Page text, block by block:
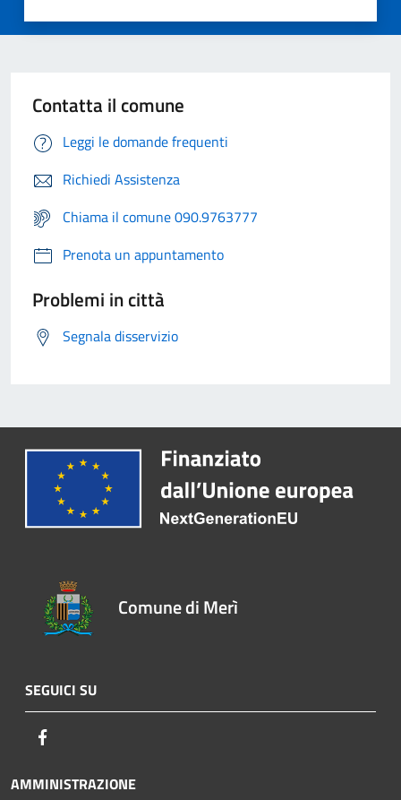
Contatta il comune
Leggi le domande frequenti
Richiedi Assistenza
Chiama il comune 090.9763777
Prenota un appuntamento
Problemi in città
Segnala disservizio
Comune di Merì
SEGUICI SU
AMMINISTRAZIONE